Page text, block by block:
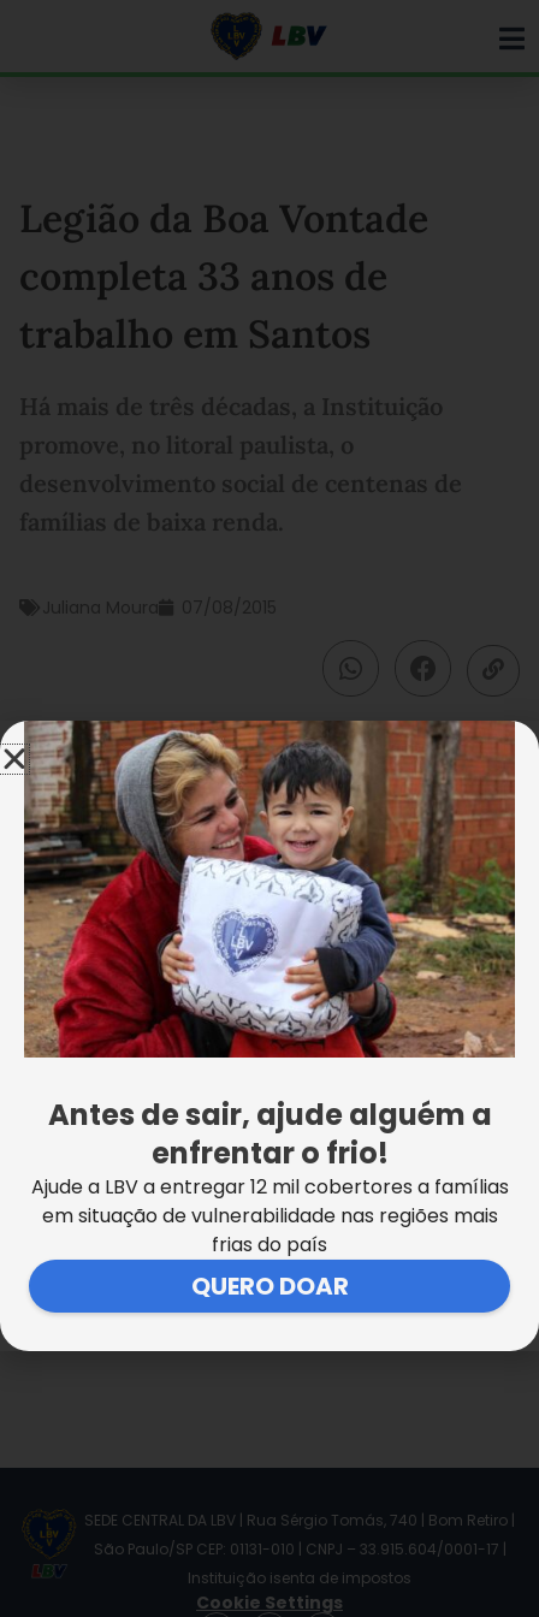
Legião da Boa Vontade
completa 33 anos de
trabalho em Santos
Há mais de três décadas, a Instituição
promove, no litoral paulista, o
desenvolvimento social de centenas de
famílias de baixa renda.
Juliana Moura 07/08/2015
Desde 1982, aLegião da Boa Vontade (LBV)
beneficia famílias que vivem em situação de
pobreza, colaborando para a construção de uma
estrutura social sólida. Por meio de seu Centro
Comunitário de Assistência Social, desenvolve uma
série de projetos e programas socioassistenciais,
que melhoram a autoestima dos atendidos.
E para celebrar a importante marca, a Instituição
organizou uma grande festa e convidou atendidos,
Confira!
{glf nid:47522}
Em Santos, SP, o Centro Comunitário de Assistência
Social, da Legião da Boa Vontade, está localizado
na Av. Conselheiro Nébias, 398 — Encruzilhada. Para
outras informações, ligue: (13) 3202-0080.
SEDE CENTRAL DA LBV | Rua Sérgio Tomás, 740 | Bom Retiro |
São Paulo/SP CEP: 01131-010 | CNPJ – 33.915.604/0001-17 |
Instituição isenta de impostos
Cookie Settings
Antes de sair, ajude alguém a
enfrentar o frio!
Ajude a LBV a entregar 12 mil cobertores a famílias
em situação de vulnerabilidade nas regiões mais
frias do país
QUERO DOAR